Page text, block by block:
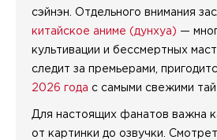
сэйнэн. Отдельного внимания
китайское аниме (дунхуа) —
культивации и бессмертных
следит за премьерами,
2026 года с самыми свежими
Для настоящих фанатов важна
от картинки до озвучки.